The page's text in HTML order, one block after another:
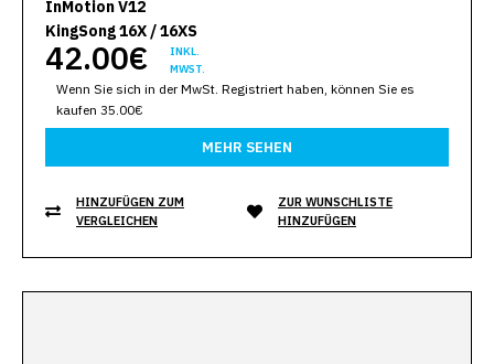
InMotion V12
KingSong 16X / 16XS
42.00€
INKL.
MWST.
Wenn Sie sich in der MwSt. Registriert haben, können Sie es
kaufen 35.00€
MEHR SEHEN
HINZUFÜGEN ZUM
VERGLEICHEN
ZUR WUNSCHLISTE
HINZUFÜGEN